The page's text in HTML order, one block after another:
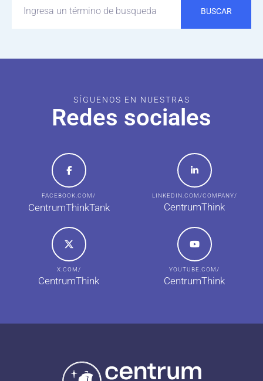
BUSCAR
SÍGUENOS EN NUESTRAS
Redes sociales
FACEBOOK.COM/
CentrumThinkTank
LINKEDIN.COM/COMPANY/
CentrumThink
X.COM/
CentrumThink
YOUTUBE.COM/
CentrumThink